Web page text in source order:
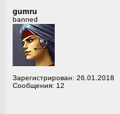
gumru
banned
Зарегистрирован: 26.01.2018
Сообщения: 12